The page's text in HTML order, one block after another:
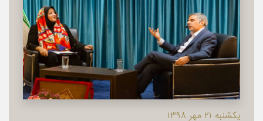
یكشنبه ۲۱ مهر ۱۳۹۸